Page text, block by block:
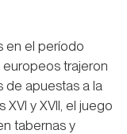
en el período
trajeron
de apuestas a la
y XVII, el juego
tabernas y